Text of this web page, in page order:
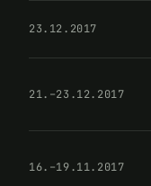
23.12.2017
21.–23.12.2017
16.–19.11.2017